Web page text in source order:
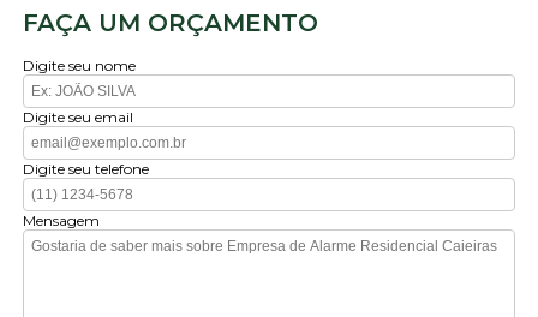
FAÇA UM ORÇAMENTO
Digite seu nome
Digite seu email
Digite seu telefone
Mensagem